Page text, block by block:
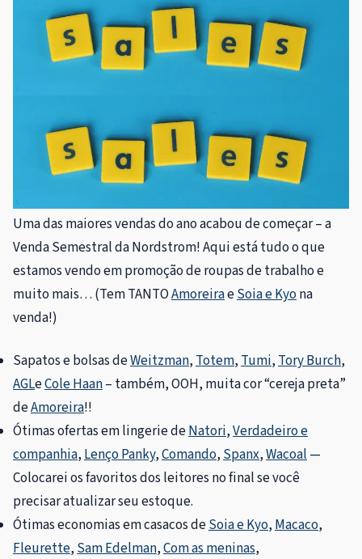
Uma das maiores vendas do ano acabou de começar – a
Venda Semestral da Nordstrom! Aqui está tudo o que
estamos vendo em promoção de roupas de trabalho e
muito mais… (Tem TANTOAmoreiraeSoia e Kyona
venda!)
Sapatos e bolsas deWeitzman,Totem,Tumi,Tory Burch,
AGLeCole Haan– também, OOH, muita cor “cereja preta”
deAmoreira!!
Ótimas ofertas em lingerie deNatori,Verdadeiro e
companhia,Lenço Panky,Comando,Spanx,Wacoal—
Colocarei os favoritos dos leitores no final se você
precisar atualizar seu estoque.
Ótimas economias em casacos deSoia e Kyo,Macaco,
Fleurette,Sam Edelman,Com as meninas,